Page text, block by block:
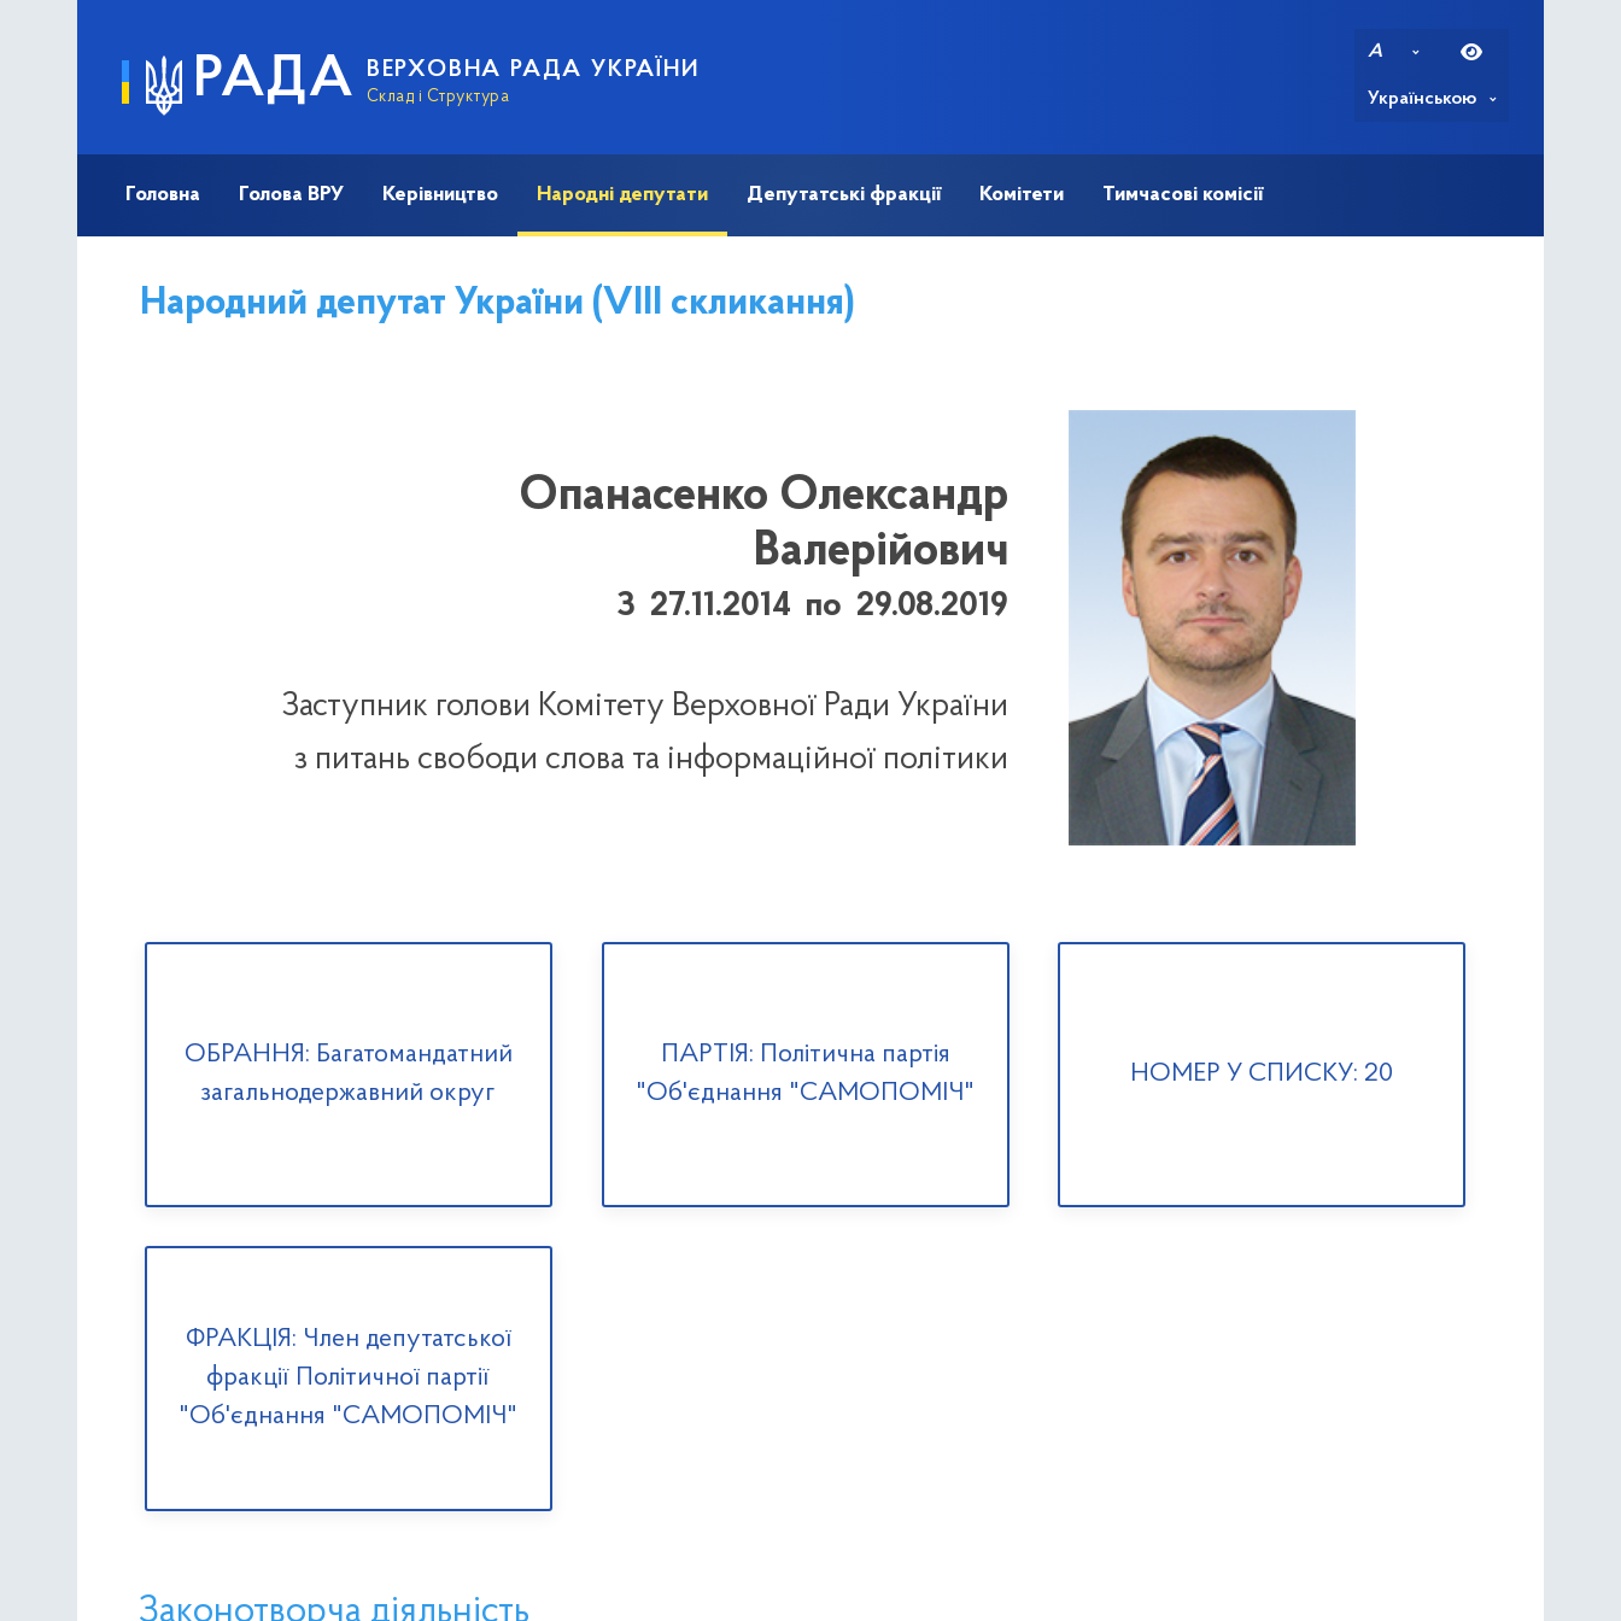
РАДА ВЕРХОВНА РАДА УКРАЇНИ
Склад і Структура
A
Українською
Головна Голова ВРУ Керівництво Народні депутати Депутатські фракції Комітети Тимчасові комісії
Народний депутат України (VIII скликання)
Опанасенко Олександр
Валерійович
З 27.11.2014 по 29.08.2019
Заступник голови Комітету Верховної Ради України
з питань свободи слова та інформаційної політики
ОБРАННЯ: Багатомандатний
загальнодержавний округ
ПАРТІЯ: Політична партія
"Об'єднання "САМОПОМІЧ"
НОМЕР У СПИСКУ: 20
ФРАКЦІЯ: Член депутатської
фракції Політичної партії
"Об'єднання "САМОПОМІЧ"
Законотворча діяльність